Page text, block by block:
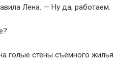
Лена. — Ну да, работаем.
голые стены съёмного жилья.